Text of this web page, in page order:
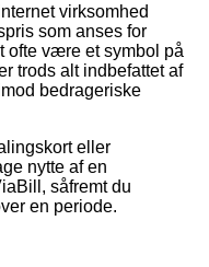
virksomhed
som anses for
ofte være et symbol på
trods alt indbefattet af
bedrageriske
eller
nytte af en
såfremt du
en periode.